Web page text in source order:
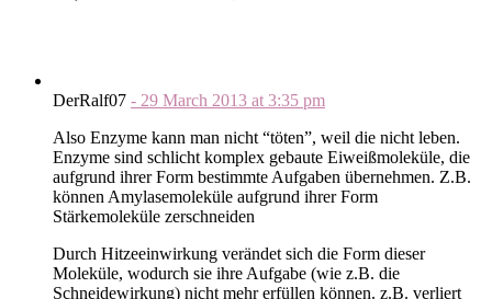
DerRalf07 - 29 March 2013 at 3:35 pm
Also Enzyme kann man nicht “töten”, weil die nicht leben.
Enzyme sind schlicht komplex gebaute Eiweißmoleküle, die
aufgrund ihrer Form bestimmte Aufgaben übernehmen. Z.B.
können Amylasemoleküle aufgrund ihrer Form
Stärkemoleküle zerschneiden
Durch Hitzeeinwirkung verändet sich die Form dieser
Moleküle, wodurch sie ihre Aufgabe (wie z.B. die
Schneidewirkung) nicht mehr erfüllen können. z.B. verliert